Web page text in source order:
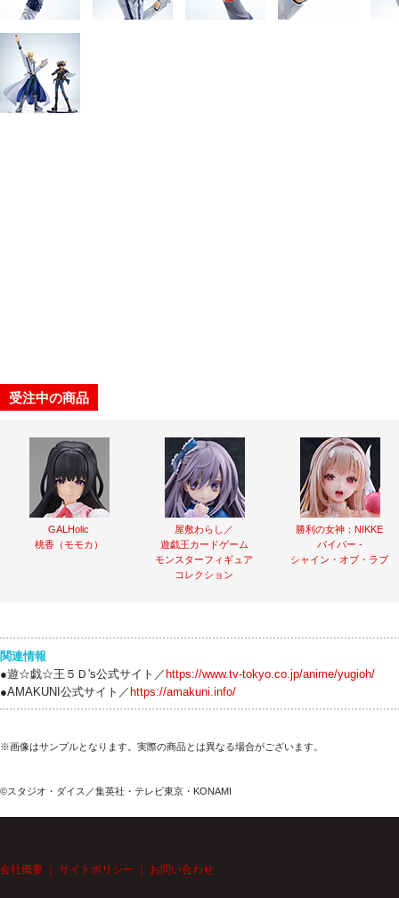
受注中の商品
GALHolic
桃香（モモカ）
屋敷わらし／
遊戯王カードゲーム
モンスターフィギュア
コレクション
勝利の女神：NIKKE
バイパー -
シャイン・オブ・ラブ
関連情報
●遊☆戯☆王５Ｄ's公式サイト／ https://www.tv-tokyo.co.jp/anime/yugioh/
●AMAKUNI公式サイト／ https://amakuni.info/
※画像はサンプルとなります。実際の商品とは異なる場合がございます。
©スタジオ・ダイス／集英社・テレビ東京・KONAMI
会社概要 サイトポリシー お問い合わせ